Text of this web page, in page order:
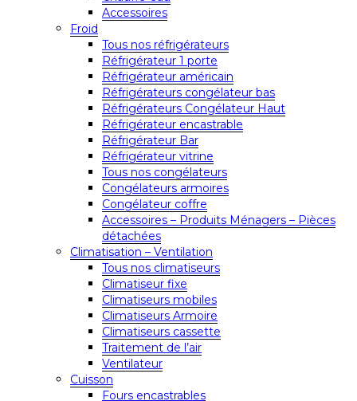
Accessoires
Froid
Tous nos réfrigérateurs
Réfrigérateur 1 porte
Réfrigérateur américain
Réfrigérateurs congélateur bas
Réfrigérateurs Congélateur Haut
Réfrigérateur encastrable
Réfrigérateur Bar
Réfrigérateur vitrine
Tous nos congélateurs
Congélateurs armoires
Congélateur coffre
Accessoires – Produits Ménagers – Pièces
détachées
Climatisation – Ventilation
Tous nos climatiseurs
Climatiseur fixe
Climatiseurs mobiles
Climatiseurs Armoire
Climatiseurs cassette
Traitement de l’air
Ventilateur
Cuisson
Fours encastrables